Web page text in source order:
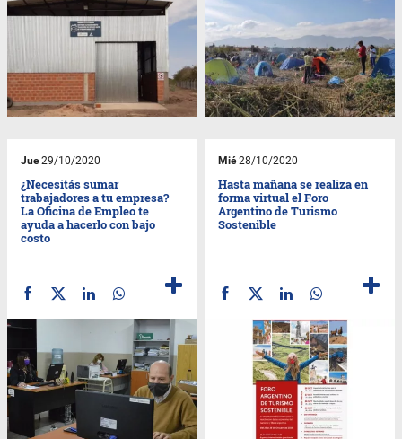
Jue29/10/2020
¿Necesitás sumar
trabajadores a tu empresa?
La Oficina de Empleo te
ayuda a hacerlo con bajo
costo
Mié28/10/2020
Hasta mañana se realiza en
forma virtual el Foro
Argentino de Turismo
Sostenible